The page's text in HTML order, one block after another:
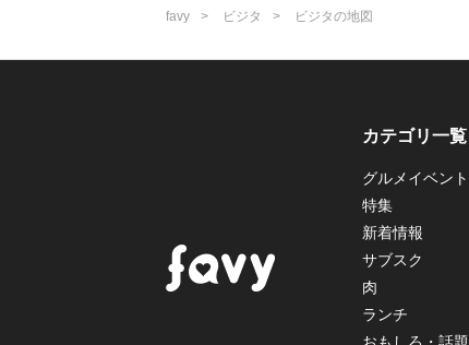
favy ビジタ ビジタの地図
カテゴリ一覧
グルメイベント
特集
新着情報
サブスク
肉
ランチ
おもしろ・話題